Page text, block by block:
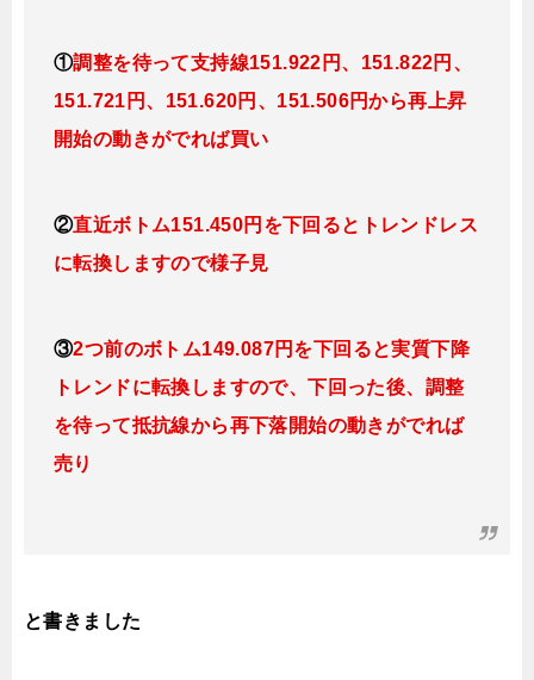
①調整を待って支持線151.922 円、151.822円 、
151.721円、151.620円、151.506円から再上昇
開始の動きがでれば買い
②直近ボトム151.450円を下回るとトレンドレス
に転換しますので様子見
③2つ前のボトム149.087円を下回ると実質下降
トレンドに転換 しますので、下回った後、調整
を待って抵抗線から再下落開始の動きがでれば
売り
と書きました